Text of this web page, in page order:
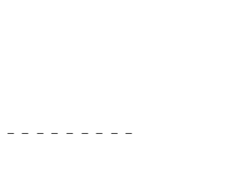
－－－－－－－－